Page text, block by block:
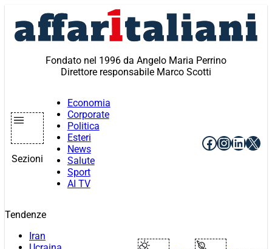
contenuto
Fondato nel 1996 da Angelo Maria Perrino
Direttore responsabile Marco Scotti
Sezioni
Economia
Corporate
Politica
Esteri
News
Salute
Sport
AI TV
Facebook
X
Tendenze
Iran